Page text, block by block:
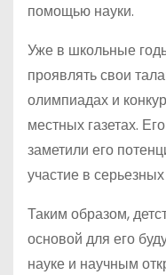
помощью науки.
Уже в школьные
проявлять свои
олимпиадах и
местных газетах.
заметили его
участие в
Таким образом,
основой для его
науке и научным